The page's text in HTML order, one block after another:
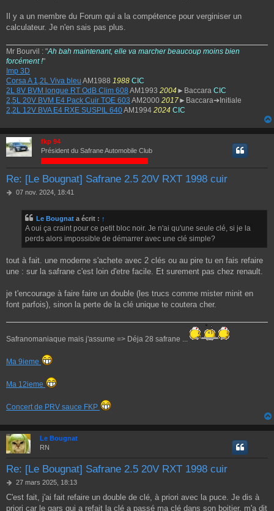
g
e
Il y a un membre du Forum qui a la compétence pour verginiser un
calculateur. Je n'en sais pas plus.
Mr Bourvil : "Ah bah maintenant, elle va marcher beaucoup moins bien
forcément !"
Imp 3D
Corsa A 1,2L Viva bleu AM1988 1988 CIC
2L 8V BVM longue RT OdB Clim 608 AM1993 2004 ►Baccara CIC
2,5L 20V BVM E4 Pack Cuir TOE 603 AM2000 2017►Baccara➔Initiale
2,2L 12V BVA E4 RXE SUSPIL 640AM1994 2024 CIC
fkp 94
Président du Safrane Automobile Club
Re: [Le Bougnat] Safrane 2.5 20V RXT 1998 cuir
M
07 nov. 2024, 18:41
Le Bougnat a écrit : ↑
A oui ça craint pour ce petit bloc noir. Je n'ai qu'une seule clé, si je la
perds alors impossible de démarrer avec une clé simple?
tout à fait. une moderne s'achete avec 2 clés ou au pire tu en fais refaire
une : sur la safrane c'est loin d'etre facile. Et surement pas chez renault.
je t'encourage à faire faire un double (les trucs comme mister minit en
font parfois), sinon la perte de la clé unique te coutera cher.
Safranomaniaque mais j'assume => Déja 28 safrane ...
Ma 9ieme
Ma 12ieme
Concert de PRV sauce FKP
Le Bougnat
RN
Re: [Le Bougnat] Safrane 2.5 20V RXT 1998 cuir
M
s
s
27 mars 2025, 18:13
C'est fait, j'ai fait refaire un double de clé, à priori avec la puce. Je dis à
priori car le gars qui a refait la clé a passé ma clé dans son boitier, m'a dit